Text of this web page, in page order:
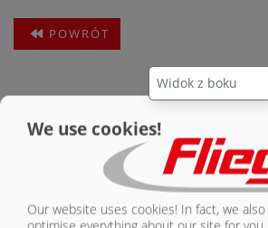
POWRÓT
We use cookies!
Our website uses cookies! In fact, we